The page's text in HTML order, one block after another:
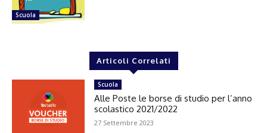
Scuola
Articoli Correlati
Scuola
Alle Poste le borse di studio per l’anno
scolastico 2021/2022
27 Settembre 2023